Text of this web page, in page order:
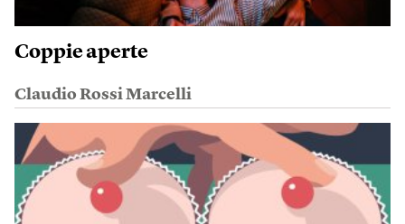
Coppie aperte
Claudio Rossi Marcelli